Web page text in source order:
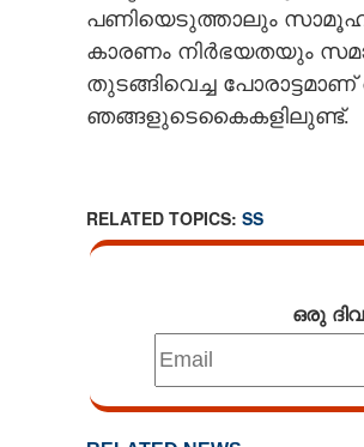
പണിയെടുത്താലും
കാരണം നിർഭയതയും
തുടങ്ങിവെച്ച
ഞങ്ങളുടെകൈകളിലുണ്ട്.
RELATED TOPICS: SS
ഒരു